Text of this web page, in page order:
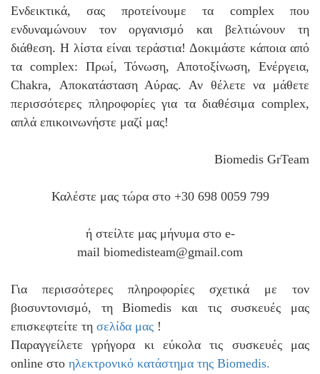
Ενδεικτικά, σας προτείνουμε τα complex που
ενδυναμώνουν τον οργανισμό και βελτιώνουν τη
διάθεση. Η λίστα είναι τεράστια! Δοκιμάστε κάποια από
τα complex: Πρωί, Τόνωση, Αποτοξίνωση, Ενέργεια,
Chakra, Αποκατάσταση Αύρας. Αν θέλετε να μάθετε
περισσότερες πληροφορίες για τα διαθέσιμα complex,
απλά επικοινωνήστε μαζί μας!
Biomedis GrTeam
Καλέστε μας τώρα στο +30 698 0059 799
ή στείλτε μας μήνυμα στο e-
mail biomedisteam@gmail.com
Για περισσότερες πληροφορίες σχετικά με τον
βιοσυντονισμό, τη Biomedis και τις συσκευές μας
επισκεφτείτε τη σελίδα μας !
Παραγγείλετε γρήγορα κι εύκολα τις συσκευές μας
online στο ηλεκτρονικό κατάστημα της Biomedis.